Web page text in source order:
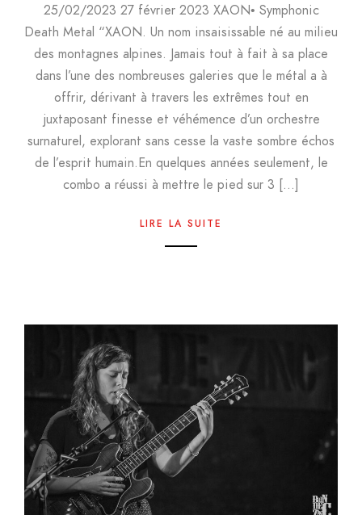
25/02/2023 27 février 2023 XAON• Symphonic
Death Metal “XAON. Un nom insaisissable né au milieu
des montagnes alpines. Jamais tout à fait à sa place
dans l’une des nombreuses galeries que le métal a à
offrir, dérivant à travers les extrêmes tout en
juxtaposant finesse et véhémence d’un orchestre
surnaturel, explorant sans cesse la vaste sombre échos
de l’esprit humain.En quelques années seulement, le
combo a réussi à mettre le pied sur 3 […]
LIRE LA SUITE